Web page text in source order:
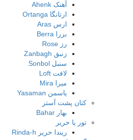
آهنک Ahenk
ارتانگا Ortanga
ارس Aras
بررا Berra
رز Rose
زنبق Zanbagh
سنبل Sonbol
لافت Loft
میرا Mira
یاسمن Yasaman
کتان پشت آستر
بهار Bahar
تور یا حریر
ریندا حریر Rinda-h